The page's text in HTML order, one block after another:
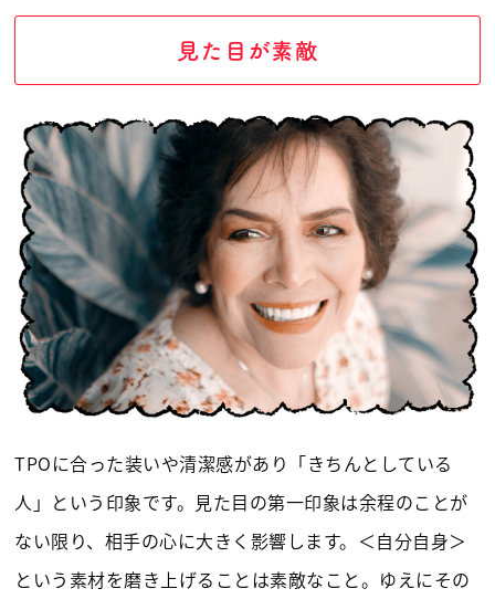
見た目が素敵
TPOに合った装いや清潔感があり「きちんとしている
人」という印象です。見た目の第一印象は余程のことが
ない限り、相手の心に大きく影響します。＜自分自身＞
という素材を磨き上げることは素敵なこと。ゆえにその